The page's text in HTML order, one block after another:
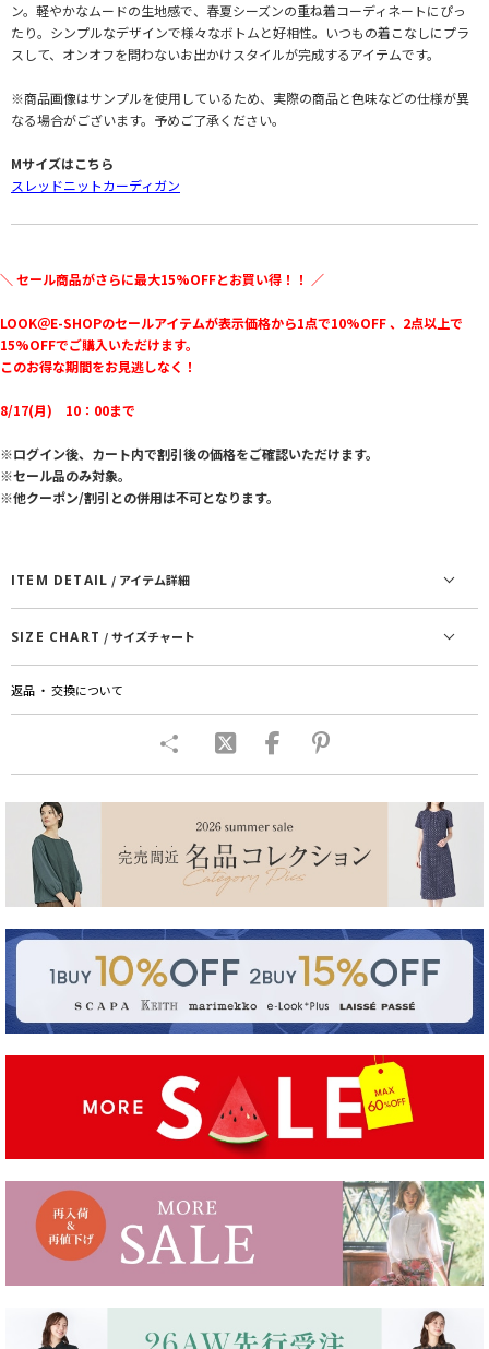
ン。軽やかなムードの生地感で、春夏シーズンの重ね着コーディネートにぴっ
たり。シンプルなデザインで様々なボトムと好相性。いつもの着こなしにプラ
スして、オンオフを問わないお出かけスタイルが完成するアイテムです。
※商品画像はサンプルを使用しているため、実際の商品と色味などの仕様が異
なる場合がございます。予めご了承ください。
Mサイズはこちら
スレッドニットカーディガン
＼ セール商品がさらに最大15%OFFとお買い得！！ ／
LOOK＠E-SHOPのセールアイテムが表示価格から1点で10%OFF 、2点以上で
15%OFFでご購入いただけます。
このお得な期間をお見逃しなく！
8/17(月) 10：00まで
※ログイン後、カート内で割引後の価格をご確認いただけます。
※セール品のみ対象。
※他クーポン/割引との併用は不可となります。
ITEM DETAIL / アイテム詳細
SIZE CHART / サイズチャート
返品 ・ 交換について